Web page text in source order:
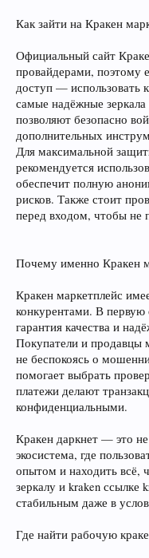
Как зайти на Кракен
Официальный сайт
провайдерами, поэтому
доступ — использовать
самые надёжные
позволяют безопасно
дополнительных
Для максимальной
рекомендуется
обеспечит полную
рисков. Также стоит
перед входом, чтобы не
Почему именно Кракен
Кракен маркетплейс
конкурентами. В первую
гарантия качества и
Покупатели и продавцы
не беспокоясь о
помогает выбрать
платежи делают
конфиденциальными.
Кракен даркнет — это
экосистема, где
опытом и находить всё,
зеркалу и kraken ссылке
стабильным даже в
Где найти рабочую